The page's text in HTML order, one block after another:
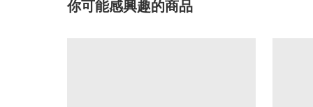
你可能感興趣的商品